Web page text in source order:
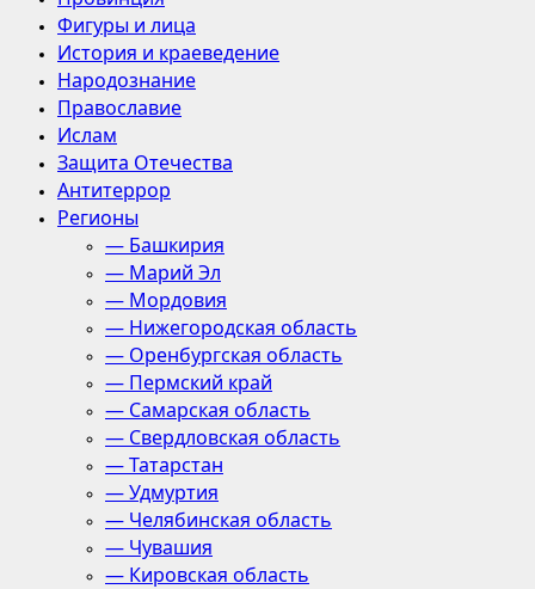
Фигуры и лица
История и краеведение
Народознание
Православие
Ислам
Защита Отечества
Антитеррор
Регионы
— Башкирия
— Марий Эл
— Мордовия
— Нижегородская область
— Оренбургская область
— Пермский край
— Самарская область
— Свердловская область
— Татарстан
— Удмуртия
— Челябинская область
— Чувашия
— Кировская область